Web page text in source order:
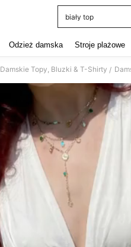
biały top
Odzież damska Stroje plażowe
Damskie Topy, Bluzki & T-Shirty /